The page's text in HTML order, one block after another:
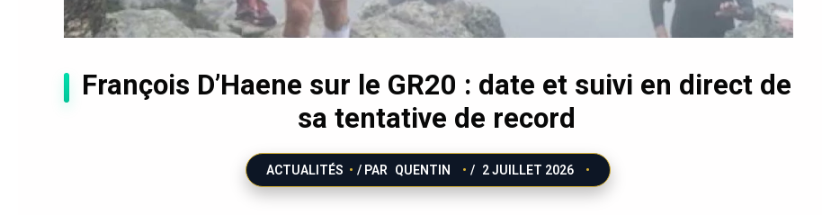
François D’Haene sur le GR20 : date et suivi en direct de
sa tentative de record
ACTUALITÉS / PAR QUENTIN / 2 JUILLET 2026